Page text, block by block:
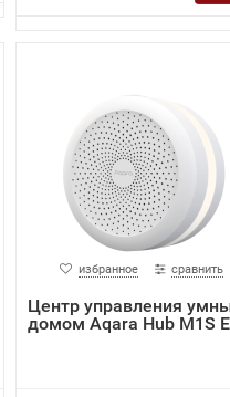
избранное сравнить
Центр управления
домом Aqara Hub M1S